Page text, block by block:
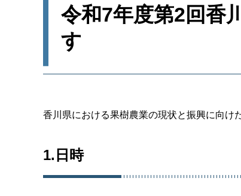
令和7年度第2回香
す
香川県における果樹農業の現状と振興に向け
1.日時